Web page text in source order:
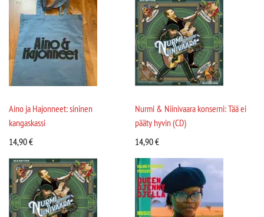
Aino ja Hajonneet: sininen
kangaskassi
14,90€
Nurmi & Niinivaara konserni: Tää ei
pääty hyvin (CD)
14,90€